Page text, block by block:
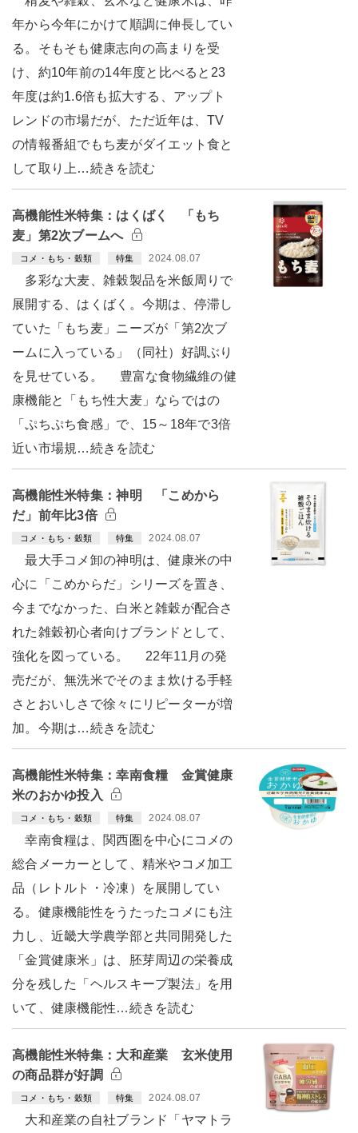
年から今年にかけて順調に伸長してい
る。そもそも健康志向の高まりを受
け、約10年前の14年度と比べると23
年度は約1.6倍も拡大する、アップト
レンドの市場だが、ただ近年は、TV
の情報番組でもち麦がダイエット食と
して取り上…続きを読む
高機能性米特集：はくばく 「もち
麦」第2次ブームへ
コメ・もち・穀類 特集 2024.08.07
多彩な大麦、雑穀製品を米飯周りで
展開する、はくばく。今期は、停滞し
ていた「もち麦」ニーズが「第2次ブ
ームに入っている」（同社）好調ぶり
を見せている。 豊富な食物繊維の健
康機能と「もち性大麦」ならではの
「ぷちぷち食感」で、15～18年で3倍
近い市場規…続きを読む
高機能性米特集：神明 「こめから
だ」前年比3倍
コメ・もち・穀類 特集 2024.08.07
最大手コメ卸の神明は、健康米の中
心に「こめからだ」シリーズを置き、
今までなかった、白米と雑穀が配合さ
れた雑穀初心者向けブランドとして、
強化を図っている。 22年11月の発
売だが、無洗米でそのまま炊ける手軽
さとおいしさで徐々にリピーターが増
加。今期は…続きを読む
高機能性米特集：幸南食糧 金賞健康
米のおかゆ投入
コメ・もち・穀類 特集 2024.08.07
幸南食糧は、関西圏を中心にコメの
総合メーカーとして、精米やコメ加工
品（レトルト・冷凍）を展開してい
る。健康機能性をうたったコメにも注
力し、近畿大学農学部と共同開発した
「金賞健康米」は、胚芽周辺の栄養成
分を残した「ヘルスキープ製法」を用
いて、健康機能性…続きを読む
高機能性米特集：大和産業 玄米使用
の商品群が好調
コメ・もち・穀類 特集 2024.08.07
大和産業の自社ブランド「ヤマトラ